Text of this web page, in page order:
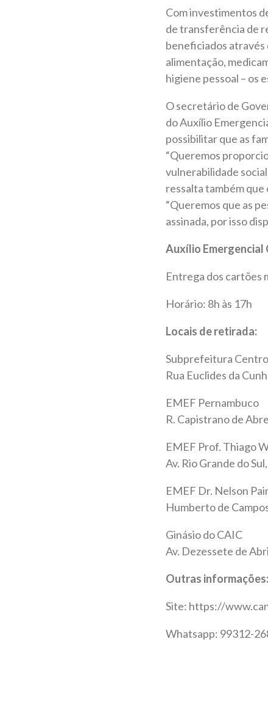
Com investimentos
de transferência de
beneficiados através
alimentação,
higiene pessoal – os
O secretário de
do Auxílio
possibilitar que as
“Queremos
vulnerabilidade
ressalta também
“Queremos que as
assinada, por isso
Auxílio Emergencial
Entrega dos cartões
Horário: 8h às 17h
Locais de retirada:
Subprefeitura Centro
Rua Euclides da
EMEF Pernambuco
R. Capistrano de
EMEF Prof. Thiago
Av. Rio Grande do
EMEF Dr. Nelson
Humberto de
Ginásio do CAIC
Av. Dezessete de
Outras informações:
Site: https://
Whatsapp: 99312-